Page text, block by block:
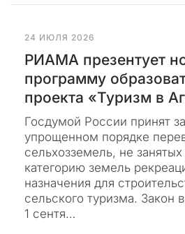
24 ИЮЛЯ 2026
РИАМА презентует
программу
проекта «Туризм в
Госдумой России принят
упрощенном порядке
сельхозземель, не
категорию земель
назначения для
сельского туризма. Закон
1 сентя…
п
ы
т
к
а
а
н
е
с
т
и
р
Б